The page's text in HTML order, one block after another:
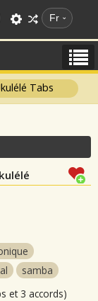
Fr
Tabs
samba
et 3 accords)